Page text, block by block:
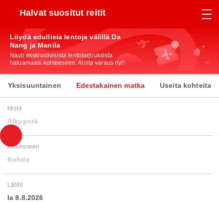
Halvat suositut reitit
Löydä edullisia lentoja välillä Da
Nang ja Manila
Nauti eksklusiivisista lentotarjouksista
haluamaasi kohteeseen. Aloita varaus nyt!
Yksisuuntainen Edestakainen matka Useita kohteita
Mistä
Alkuperä
kohteeseen
Kohde
Lähtö
la 8.8.2026